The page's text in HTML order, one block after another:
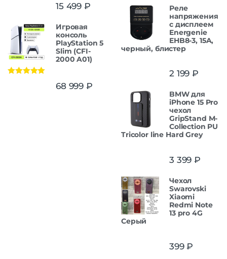
15 499 ₽
Игровая
консоль
PlayStation 5
Slim (CFI-
2000 A01)
68 999 ₽
Реле
напряжения
c дисплеем
Energenie
EHB8-3, 15A,
черный, блистер
2 199 ₽
BMW для
iPhone 15 Pro
чехол
GripStand M-
Collection PU
Tricolor line Hard Grey
3 399 ₽
Чехол
Swarovski
Xiaomi
Redmi Note
13 pro 4G
Серый
399₽